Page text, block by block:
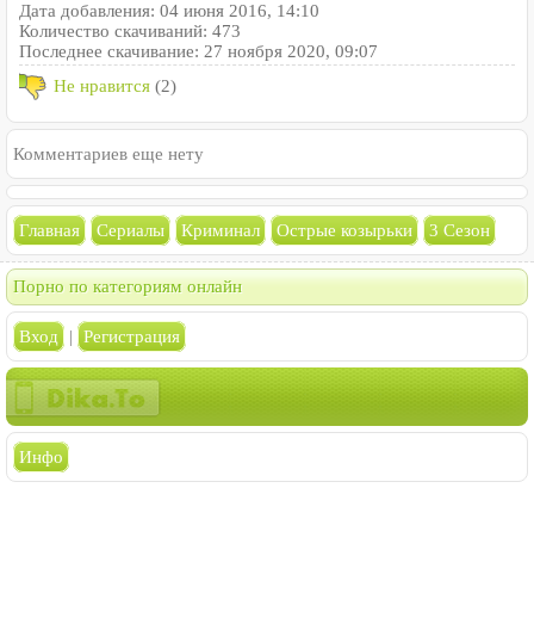
Дата добавления: 04 июня 2016, 14:10
Количество скачиваний: 473
Последнее скачивание: 27 ноября 2020, 09:07
Не нравится (2)
Комментариев еще нету
Главная Сериалы Криминал Острые козырьки 3 Сезон
Порно по категориям онлайн
Вход | Регистрация
Инфо